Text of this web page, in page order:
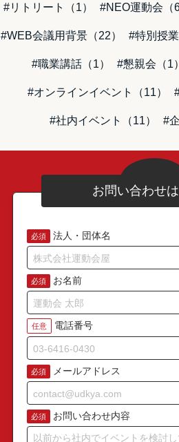
#リトリート（1） #NEO運動会（6
#WEB会議用背景（22） #特別授業
#職業講話（1） #懇親会（1）
#オンラインイベント（11）
#社内イベント（11） #
お問い合わせ
必須 法人・団体名
必須 お名前
任意 電話番号
必須 メールアドレス
必須 お問い合わせ内容